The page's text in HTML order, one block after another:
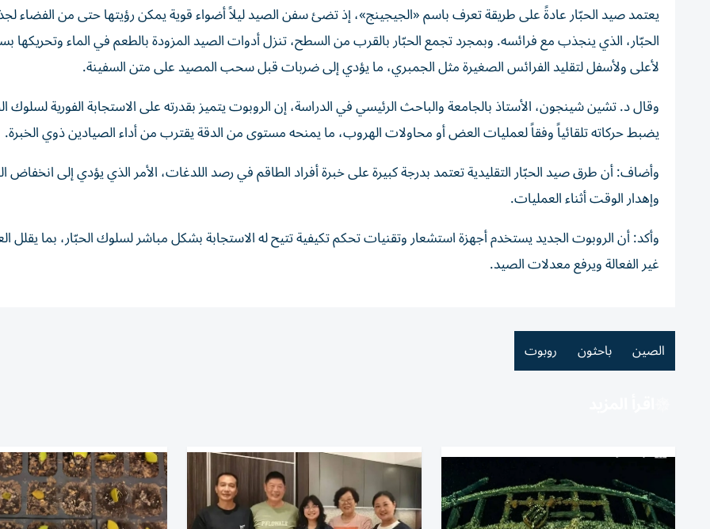
يعتمد صيد الحبّار عادةً على طريقة تعرف باسم «الجيجينج»، إذ تضئ سفن الصيد ليلاً أضواء قوية يمكن رؤيتها حتى من الفضاء
الحبّار، الذي ينجذب مع فرائسه. وبمجرد تجمع الحبّار بالقرب من السطح، تنزل أدوات الصيد المزودة بالطعم في الماء وتحريكها
لأعلى ولأسفل لتقليد الفرائس الصغيرة مثل الجمبري، ما يؤدي إلى ضربات قبل سحب المصيد على متن السفينة.
وقال د. تشين شينجون، الأستاذ بالجامعة والباحث الرئيسي في الدراسة، إن الروبوت يتميز بقدرته على الاستجابة الفورية لسلوك
يضبط حركاته تلقائياً وفقاً لعمليات العض أو محاولات الهروب، ما يمنحه مستوى من الدقة يقترب من أداء الصيادين ذوي الخبرة.
وأضاف: أن طرق صيد الحبّار التقليدية تعتمد بدرجة كبيرة على خبرة أفراد الطاقم في رصد اللدغات، الأمر الذي يؤدي إلى انخفاض
وإهدار الوقت أثناء العمليات.
وأكد: أن الروبوت الجديد يستخدم أجهزة استشعار وتقنيات تحكم تكيفية تتيح له الاستجابة بشكل مباشر لسلوك الحبّار، بما يقلل
غير الفعالة ويرفع معدلات الصيد.
الصين باحثون روبوت